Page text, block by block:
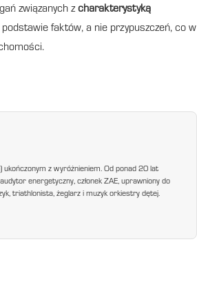
związanych z charakterystyką
faktów, a nie przypuszczeń, co w
ukończonym z wyróżnieniem. Od ponad 20 lat
energetyczny, członek ZAE, uprawniony do
triathlonista, żeglarz i muzyk orkiestry dętej.